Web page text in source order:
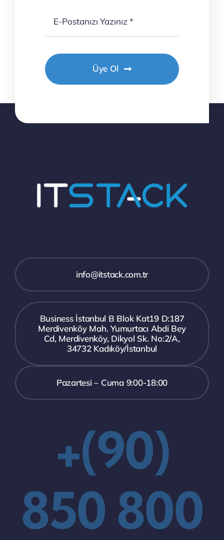
Üye Ol
info@itstack.com.tr
Business İstanbul B Blok Kat19 D:187
Merdivenköy Mah. Yumurtacı Abdi Bey
Cd, Merdivenköy, Dikyol Sk. No:2/A,
34732 Kadıköy/İstanbul
Pazartesi – Cuma 9:00-18:00
+(90)
850 800